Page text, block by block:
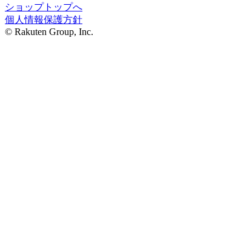
ショップトップへ
個人情報保護方針
© Rakuten Group, Inc.